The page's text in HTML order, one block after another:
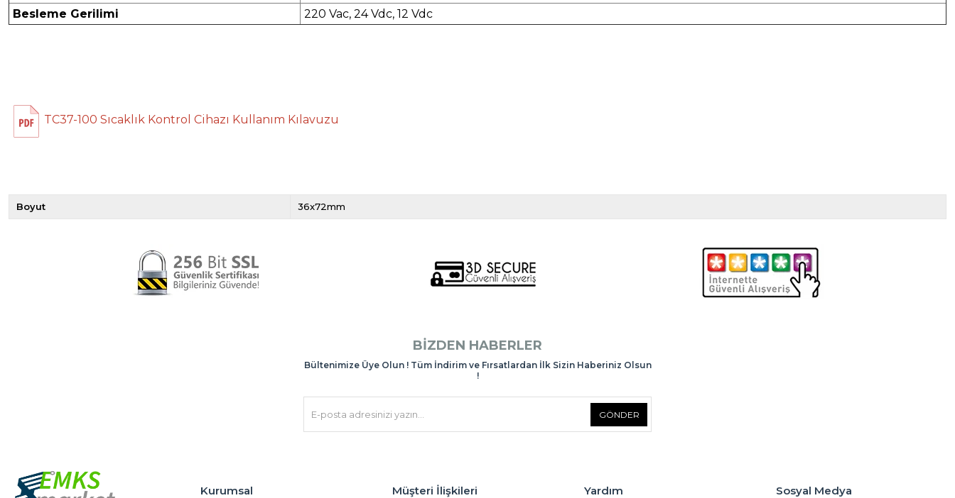
Besleme Gerilimi
220 Vac, 24 Vdc, 12 Vdc
TC37-100 Sıcaklık Kontrol Cihazı Kullanım Kılavuzu
Boyut 36x72mm
BIZDEN HABERLER
Bültenimize Üye Olun ! Tüm İndirim ve Fırsatlardan İlk Sizin Haberiniz Olsun
!
GÖNDER
Kurumsal Müşteri İlişkileri Yardım Sosyal Medya